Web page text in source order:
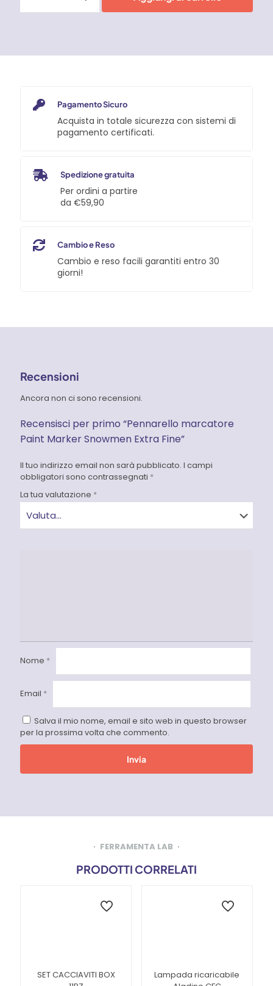
Paint
Fine
Pagamento Sicuro
Acquista in totale sicurezza con sistemi di
pagamento certificati.
Spedizione gratuita
Per ordini a partire
da €59,90
Cambio e Reso
Cambio e reso facili garantiti entro 30
giorni!
Recensioni
Ancora non ci sono recensioni.
Recensisci per primo “Pennarello marcatore
Paint Marker Snowmen Extra Fine”
Il tuo indirizzo email non sarà pubblicato. I campi
obbligatori sono contrassegnati *
La tua valutazione *
Nome *
Email *
Salva il mio nome, email e sito web in questo browser
per la prossima volta che commento.
FERRAMENTA LAB
PRODOTTI CORRELATI
SET CACCIAVITI BOX
Lampada ricaricabile